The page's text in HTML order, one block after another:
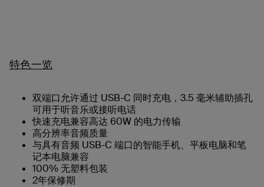
特色一览
双端口允许通过 USB-C 同时充电，3.5 毫米辅助插孔
可用于听音乐或接听电话
快速充电兼容高达 60W 的电力传输
高分辨率音频质量
与具有音频 USB-C 端口的智能手机、平板电脑和笔
记本电脑兼容
100% 无塑料包装
2年保修期